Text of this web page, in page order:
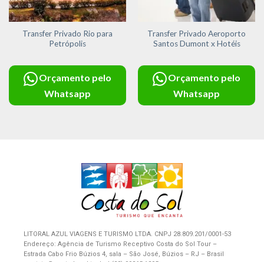
Transfer Privado Rio para
Petrópolis
Orçamento pelo
Whatsapp
Transfer Privado Aeroporto
Santos Dumont x Hotéis
Orçamento pelo
Whatsapp
LITORAL AZUL VIAGENS E TURISMO LTDA. CNPJ 28.809.201/0001-53
Endereço: Agência de Turismo Receptivo Costa do Sol Tour –
Estrada Cabo Frio Búzios 4, sala – São José, Búzios – RJ – Brasil